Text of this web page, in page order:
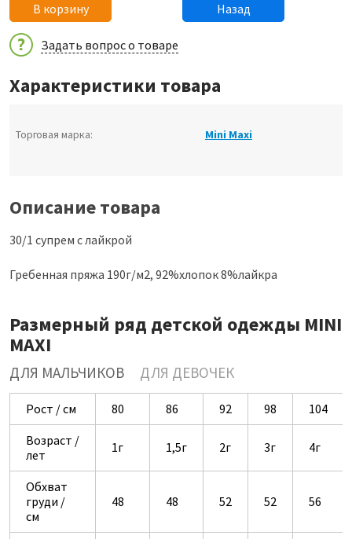
В корзину Назад
Задать вопрос о товаре
Характеристики товара
Торговая марка: Mini Maxi
Описание товара
30/1 супрем с лайкрой
Гребенная пряжа 190г/м2, 92%хлопок 8%лайкра
Размерный ряд детской одежды MINI
MAXI
ДЛЯ МАЛЬЧИКОВ ДЛЯ ДЕВОЧЕК
Рост / см 80 86 92 98
104
Возраст /
лет
1г 1,5г 2г 3г 4г
Обхват
груди /
см
48 48 52 52 56